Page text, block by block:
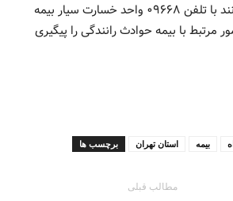
افزود: مسافران می‌توانند با تلفن ۰۹۶۶۸ واحد خسارت سیار بیمه
مرتبط با بیمه حوادث رانندگی را پیگیری‌
برچسب ها استان تهران بیمه
مطالب قبلی